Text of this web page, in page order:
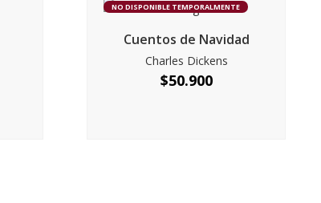
NO DISPONIBLE TEMPORALMENTE
Cuentos de Navidad
Charles Dickens
$50.900